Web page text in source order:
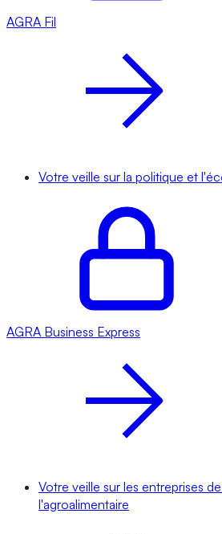
AGRA Fil
Votre veille sur la politique et
AGRA Business Express
Votre veille sur les entreprises
l'agroalimentaire